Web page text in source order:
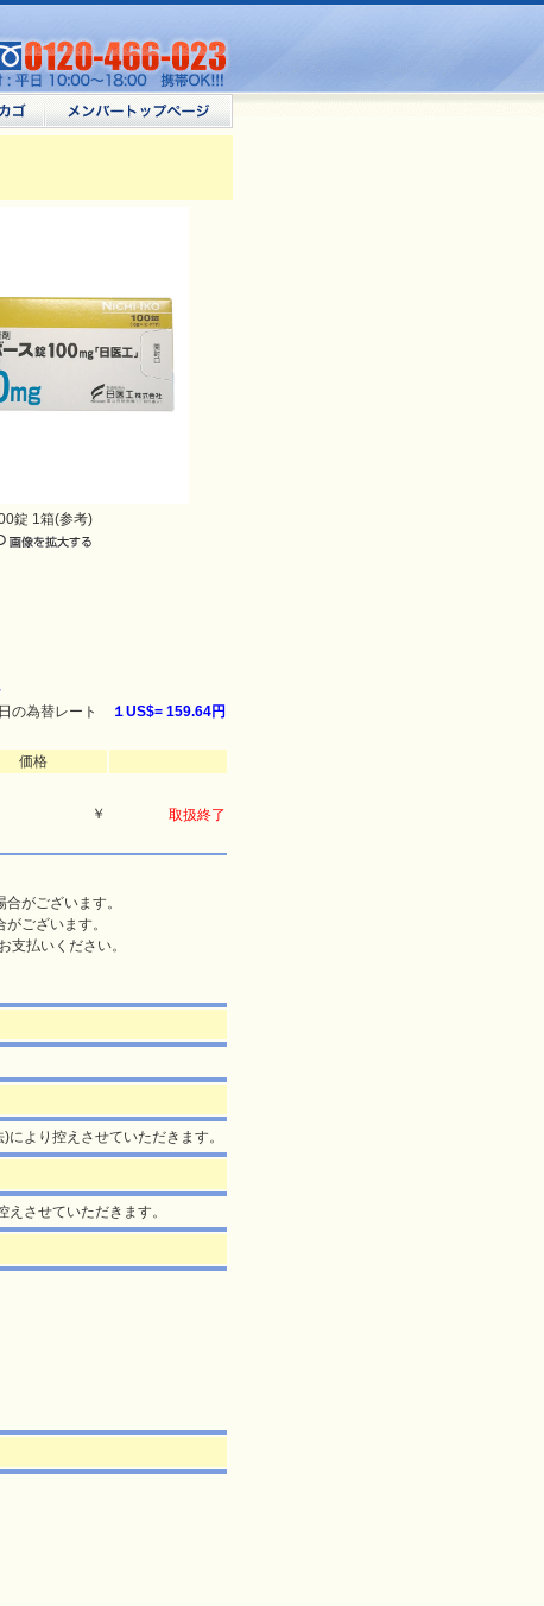
錠 1箱(参考)
の為替レート １US$= 159.64円
価格
￥ 取扱終了
がございます。
ございます。
支払いください。
より控えさせていただきます。
させていただきます。